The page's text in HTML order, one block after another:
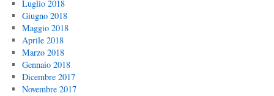
Luglio 2018
Giugno 2018
Maggio 2018
Aprile 2018
Marzo 2018
Gennaio 2018
Dicembre 2017
Novembre 2017